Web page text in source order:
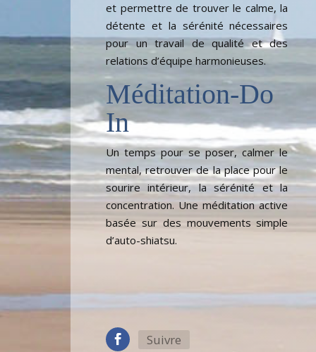
et permettre de trouver le calme, la
détente et la sérénité nécessaires
pour un travail de qualité et des
relations d’équipe harmonieuses.
Méditation-Do
In
Un temps pour se poser, calmer le
mental, retrouver de la place pour le
sourire intérieur, la sérénité et la
concentration. Une méditation active
basée sur des mouvements simple
d’auto-shiatsu.
Suivre